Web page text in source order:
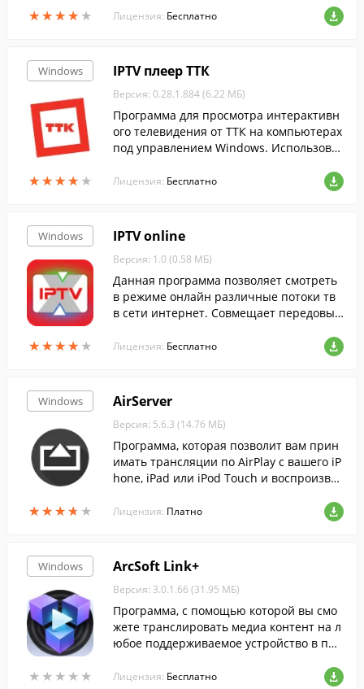
★★★★ ★
★★★★ ★
иалов.
Лицензия: Бесплатно
Windows
★★★★ ★
★★★★ ★
IPTV плеер ТТК
Версия: 0.28.1.884 (6.22 МБ)
Программа для просмотра интерактивн
ого телевидения от ТТК на компьютерах
под управлением Windows. Использоват
К.
Лицензия: Бесплатно
Windows
★★★★ ★
★★★★ ★
IPTV online
Версия: 1.0 (0.58 МБ)
Данная программа позволяет смотреть
в режиме онлайн различные потоки тв
в сети интернет. Совмещает передовые
Лицензия: Бесплатно
Windows
★★★★ ★
★★★★ ★
AirServer
Версия: 5.6.3 (14.76 МБ)
Программа, которая позволит вам прин
имать трансляции по AirPlay с вашего iP
hone, iPad или iPod Touch и воспроизвод
ютера, либо выводить на проектор.
Лицензия: Платно
Windows
★ ★ ★ ★ ★
★ ★ ★ ★ ★
ArcSoft Link+
Версия: 3.0.1.66 (31.95 МБ)
Программа, с помощью которой вы смо
жете транслировать медиа контент на л
юбое поддерживаемое устройство в пре
Лицензия: Бесплатно